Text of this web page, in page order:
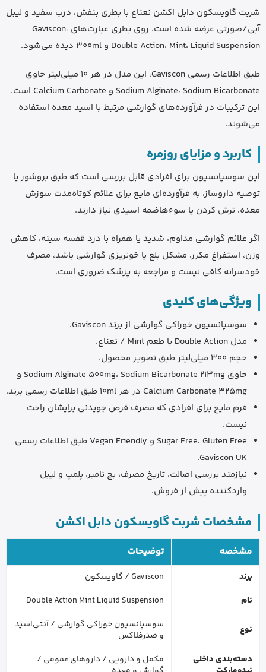
شربت گاویسکون دابل اکشن نعناع با بطری بنفش، درب سفید و لیبل
آبی/صورتی عرضه شده است. روی بطری عبارت‌های Gaviscon،
Double Action، Mint، Liquid Suspension و 300ml دیده می‌شود.
طبق اطلاعات رسمی Gaviscon، این مدل در هر 10 میلی‌لیتر حاوی
Sodium Alginate، Sodium Bicarbonate و Calcium Carbonate است.
این ترکیبات در فرآورده‌های گوارشی مرتبط با اسید معده استفاده
می‌شوند.
کاربرد و مزایای روزمره
این سوسپانسیون برای افرادی قابل بررسی است که طبق بروشور یا
توصیه داروساز، به فرآورده‌ای مایع برای علائم کوتاه‌مدت سوزش
معده، ترش کردن یا سوءهاضمه اسیدی نیاز دارند.
اگر علائم گوارشی مداوم، شدید یا همراه با درد قفسه سینه، کاهش
وزن، استفراغ مکرر، مشکل بلع یا خونریزی گوارشی باشد، مصرف
خودسرانه کافی نیست و مراجعه به پزشک ضروری است.
ویژگی‌های کلیدی
سوسپانسیون خوراکی گوارشی از برند Gaviscon.
مدل Double Action با طعم Mint / نعناع.
حجم 300 میلی‌لیتر طبق تصویر محصول.
حاوی Sodium Alginate 500mg، Sodium Bicarbonate 213mg و
Calcium Carbonate 325mg در هر 10ml طبق اطلاعات رسمی برند.
فرم مایع برای افرادی که مصرف قرص جویدنی برایشان راحت
نیست.
Sugar Free، Gluten Free و Vegan Friendly طبق اطلاعات رسمی
Gaviscon UK.
نیازمند بررسی اصالت، تاریخ مصرف، بچ نامبر، پلمپ و لیبل
واردکننده پیش از فروش.
مشخصات شربت گاویسکون دابل اکشن
مشخصه توضیحات
برند
Gaviscon / گاویسکون
نام
Double Action Mint Liquid Suspension
نوع
سوسپانسیون خوراکی گوارشی / آنتی‌اسید
و ضدرفلاکس
دسته‌بندی داخلی
مکمل و دارویی / داروهای عمومی /